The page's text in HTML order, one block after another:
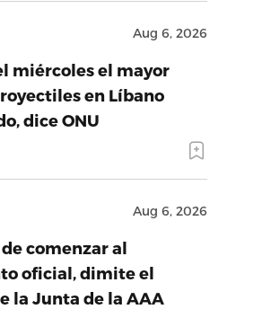
Aug 6, 2026
miércoles el mayor
en Líbano
dice ONU
Aug 6, 2026
comenzar al
oficial, dimite el
la Junta de la AAA